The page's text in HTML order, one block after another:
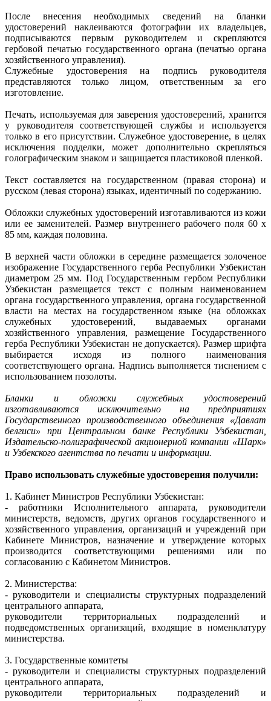
После внесения необходимых сведений на бланки
удостоверений наклеиваются фотографии их владельцев,
подписываются первым руководителем и скрепляются
гербовой печатью государственного органа (печатью органа
хозяйственного управления).
Служебные удостоверения на подпись руководителя
представляются только лицом, ответственным за его
изготовление.
Печать, используемая для заверения удостоверений, хранится
у руководителя соответствующей службы и используется
только в его присутствии. Служебное удостоверение, в целях
исключения подделки, может дополнительно скрепляться
голографическим знаком и защищается пластиковой пленкой.
Текст составляется на государственном (правая сторона) и
русском (левая сторона) языках, идентичный по содержанию.
Обложки служебных удостоверений изготавливаются из кожи
или ее заменителей. Размер внутреннего рабочего поля 60 х
85 мм, каждая половина.
В верхней части обложки в середине размещается золоченое
изображение Государственного герба Республики Узбекистан
диаметром 25 мм. Под Государственным гербом Республики
Узбекистан размещается текст с полным наименованием
органа государственного управления, органа государственной
власти на местах на государственном языке (на обложках
служебных удостоверений, выдаваемых органами
хозяйственного управления, размещение Государственного
герба Республики Узбекистан не допускается). Размер шрифта
выбирается исходя из полного наименования
соответствующего органа. Надпись выполняется тиснением с
использованием позолоты.
Бланки и обложки служебных удостоверений
изготавливаются исключительно на предприятиях
Государственного производственного объединения «Давлат
белгиси» при Центральном банке Республики Узбекистан,
Издательско-полиграфической акционерной компании «Шарк»
и Узбекского агентства по печати и информации.
Право использовать служебные удостоверения получили:
1. Кабинет Министров Республики Узбекистан:
- работники Исполнительного аппарата, руководители
министерств, ведомств, других органов государственного и
хозяйственного управления, организаций и учреждений при
Кабинете Министров, назначение и утверждение которых
производится соответствующими решениями или по
согласованию с Кабинетом Министров.
2. Министерства:
- руководители и специалисты структурных подразделений
центрального аппарата,
руководители территориальных подразделений и
подведомственных организаций, входящие в номенклатуру
министерства.
3. Государственные комитеты
- руководители и специалисты структурных подразделений
центрального аппарата,
руководители территориальных подразделений и